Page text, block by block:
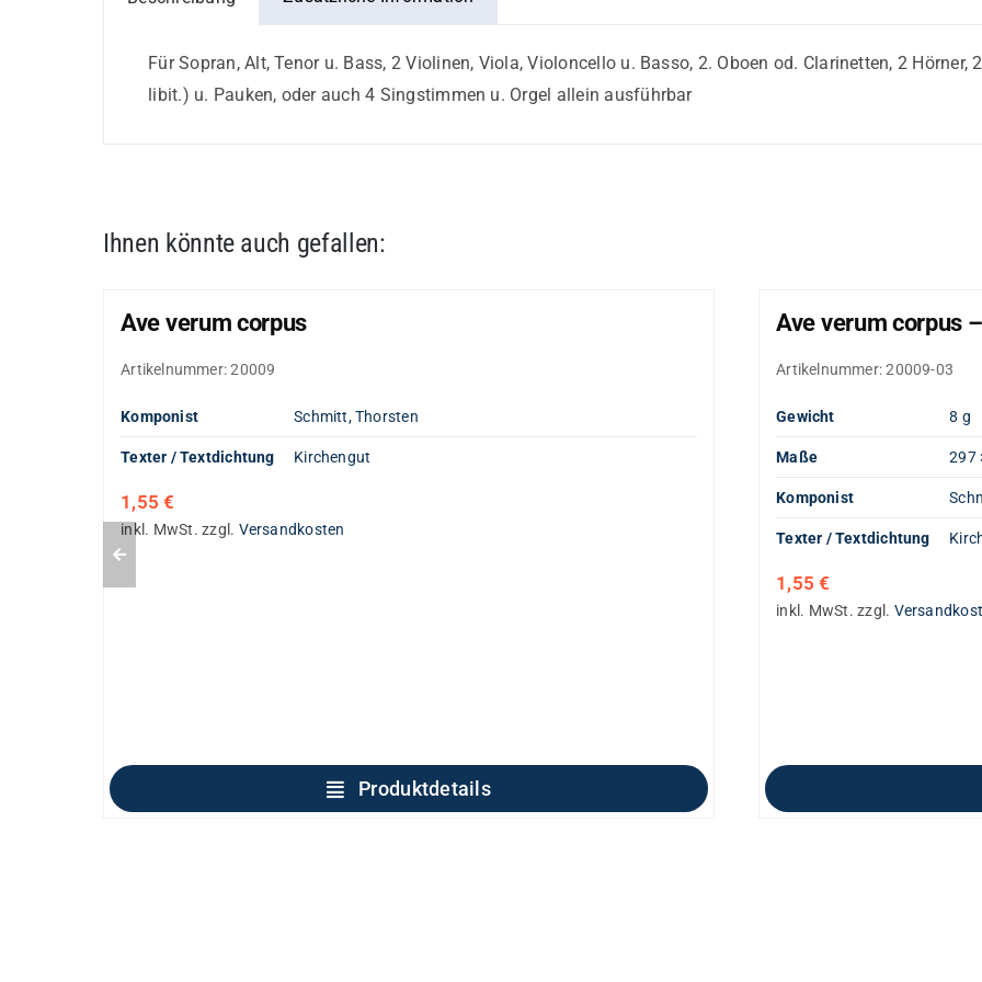
Einzelstimme
Menge
Für Sopran, Alt, Tenor u. Bass, 2 Violinen, Viola, Violoncello u. Basso, 2. Oboen od. Clarinetten, 2 Hörner,
libit.) u. Pauken, oder auch 4 Singstimmen u. Orgel allein ausführbar
Ihnen könnte auch gefallen:
Ave verum corpus
Artikelnummer:20009
Komponist Schmitt, Thorsten
Texter / Textdichtung Kirchengut
1,55€
inkl. MwSt. zzgl. Versandkosten
Produktdetails
Ave verum corpus
Artikelnummer:20009-03
Gewicht 8 g
Maße 297
Komponist
Texter / Textdichtung
1,55€
inkl. MwSt. zzgl.